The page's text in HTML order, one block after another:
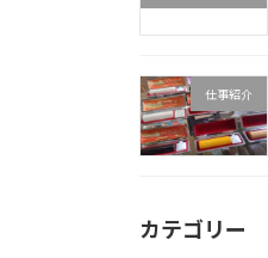
仕事紹介
カテゴリー